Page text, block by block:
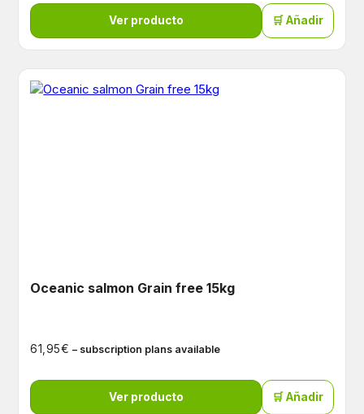
Ver producto 🛒 Añadir
Oceanic salmon Grain free 15kg
61,95€ – subscription plans available
Ver producto 🛒 Añadir